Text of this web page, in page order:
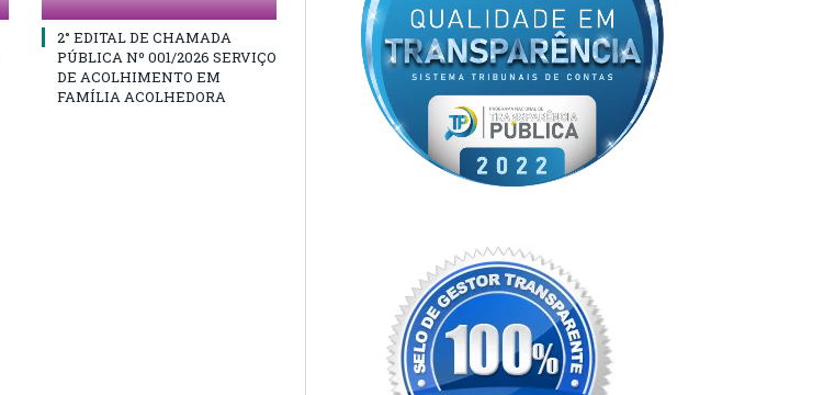
2° EDITAL DE CHAMADA
PÚBLICA Nº 001/2026 SERVIÇO
DE ACOLHIMENTO EM
FAMÍLIA ACOLHEDORA